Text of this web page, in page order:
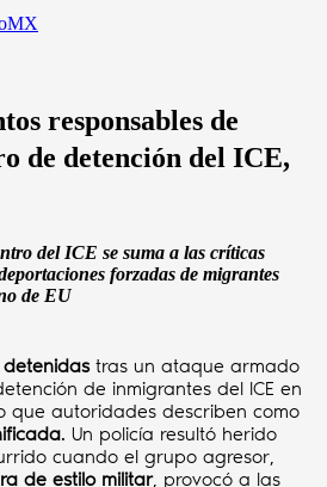
responsables de
de detención del ICE,
del ICE se suma a las críticas
forzadas de migrantes
de EU
detenidastras un ataque armado
de inmigrantes del ICE en
que autoridades describen como
. Un policía resultó herido
cuando el grupo agresor,
de estilo militar, provocó a las